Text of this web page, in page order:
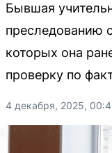
Бывшая
преследованию
которых она
проверку по
4 декабря, 2025,